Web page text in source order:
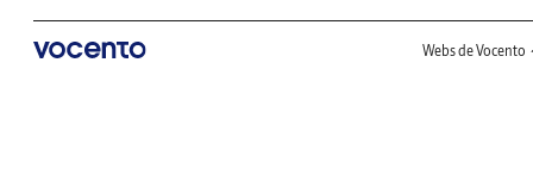
Webs de Vocento